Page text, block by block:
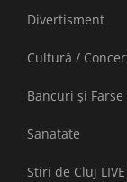
Divertisment
Cultură /
Bancuri și Farse
Sanatate
Stiri de Cluj LIVE